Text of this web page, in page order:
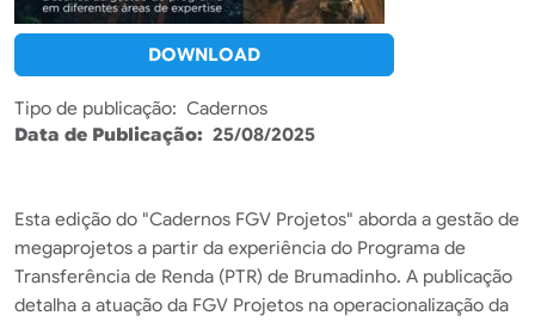
DOWNLOAD
Tipo de publicação
Cadernos
Data de Publicação
25/08/2025
Esta edição do "Cadernos FGV Projetos" aborda a gestão de
megaprojetos a partir da experiência do Programa de
Transferência de Renda (PTR) de Brumadinho. A publicação
detalha a atuação da FGV Projetos na operacionalização da